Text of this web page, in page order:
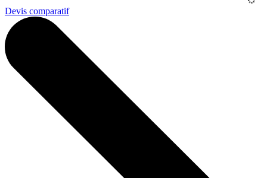
Devis comparatif